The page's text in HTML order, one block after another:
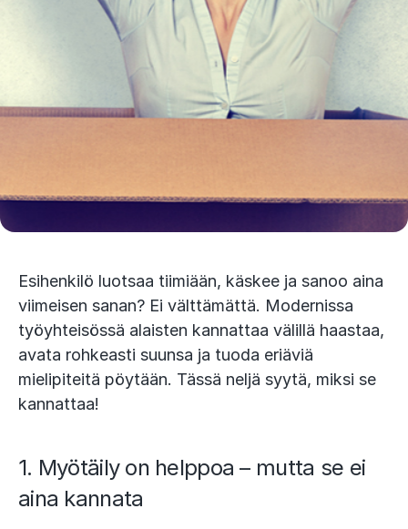
Esihenkilö luotsaa tiimiään, käskee ja sanoo aina
viimeisen sanan? Ei välttämättä. Modernissa
työyhteisössä alaisten kannattaa välillä haastaa,
avata rohkeasti suunsa ja tuoda eriäviä
mielipiteitä pöytään. Tässä neljä syytä, miksi se
kannattaa!
1. Myötäily on helppoa – mutta se ei
aina kannata